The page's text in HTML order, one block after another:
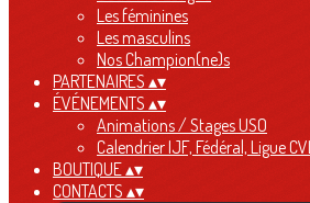
Les féminines
Les masculins
Nos Champion(ne)s
PARTENAIRES ▴▾
ÉVÉNEMENTS ▴▾
Animations / Stages USO
Calendrier IJF, Fédéral, Ligue
BOUTIQUE▴▾
CONTACTS ▴▾